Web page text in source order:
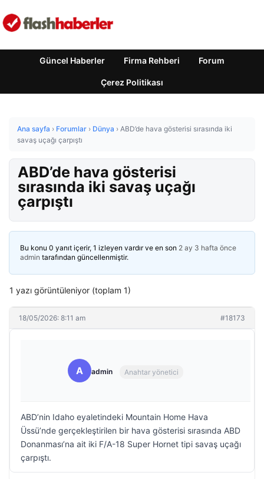
Güncel Haberler Firma Rehberi Forum
Çerez Politikası
Ana sayfa › Forumlar › Dünya › ABD’de hava gösterisi sırasında iki
savaş uçağı çarpıştı
ABD’de hava gösterisi
sırasında iki savaş uçağı
çarpıştı
Bu konu 0 yanıt içerir, 1 izleyen vardır ve en son 2 ay 3 hafta önce
admin tarafından güncellenmiştir.
1 yazı görüntüleniyor (toplam 1)
18/05/2026: 8:11 am #18173
A admin Anahtar yönetici
ABD’nin Idaho eyaletindeki Mountain Home Hava
Üssü’nde gerçekleştirilen bir hava gösterisi sırasında ABD
Donanması’na ait iki F/A-18 Super Hornet tipi savaş uçağı
çarpıştı.